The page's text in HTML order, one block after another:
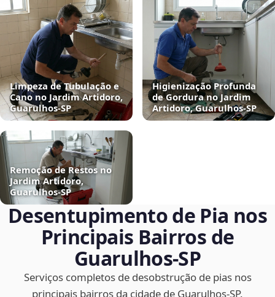
Limpeza de Tubulação e
Cano no Jardim Artidoro,
Guarulhos‑SP
Higienização Profunda
de Gordura no Jardim
Artidoro, Guarulhos‑SP
Remoção de Restos no
Jardim Artidoro,
Guarulhos‑SP
Desentupimento de Pia nos
Principais Bairros de
Guarulhos‑SP
Serviços completos de desobstrução de pias nos
principais bairros da cidade de Guarulhos‑SP.